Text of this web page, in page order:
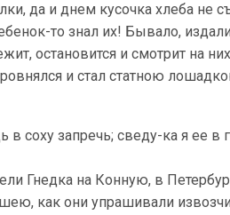
да и днем кусочка хлеба не
то знал их! Бывало,
остановится и смотрит на
и стал статною
соху запречь; сведу-ка я ее в
Гнедка на Конную, в
как они упрашивали